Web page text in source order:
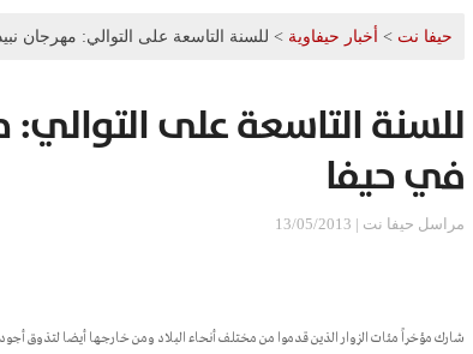
حيفا نت > أخبار حيفاوية > للسنة التاسعة على التوالي: مهرجان
للسنة التاسعة على التوالي:
في حيفا
مراسل حيفا نت | 13/05/2013
شارك مؤخراً مئات الزوار الذين قدموا من مختلف أنحاء البلاد ومن خارجها أيضا لتذوق أجود